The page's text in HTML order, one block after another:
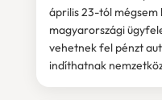
április 23-tól mégsem
magyarországi
vehetnek fel pénzt
indíthatnak